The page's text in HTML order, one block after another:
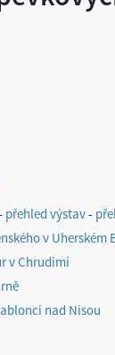
přehled výstav-
v Uherském
v Chrudimi
nad Nisou